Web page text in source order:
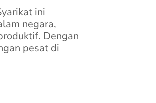
ini
negara,
Dengan
pesat di